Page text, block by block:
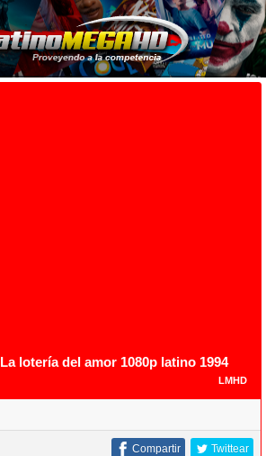
La lotería del amor 1080p latino 1994
LMHD
Twittear
Compartir